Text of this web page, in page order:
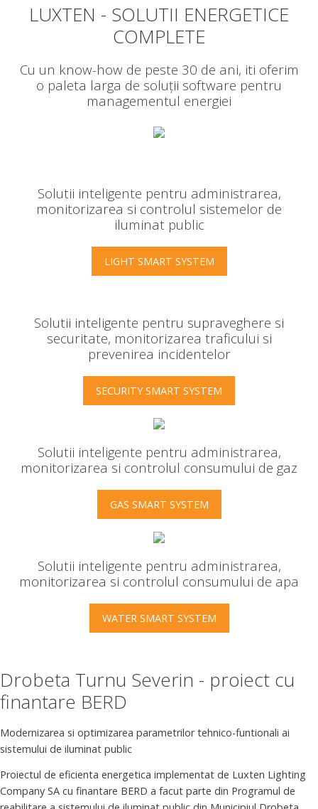
LUXTEN - SOLUTII ENERGETICE
COMPLETE
Cu un know-how de peste 30 de ani, iti oferim
o paleta larga de soluții software pentru
managementul energiei
Solutii inteligente pentru administrarea,
monitorizarea si controlul sistemelor de
iluminat public
LIGHT SMART SYSTEM
Solutii inteligente pentru supraveghere si
securitate, monitorizarea traficului si
prevenirea incidentelor
SECURITY SMART SYSTEM
Solutii inteligente pentru administrarea,
monitorizarea si controlul consumului de gaz
GAS SMART SYSTEM
Solutii inteligente pentru administrarea,
monitorizarea si controlul consumului de apa
WATER SMART SYSTEM
Drobeta Turnu Severin - proiect cu
finantare BERD
Modernizarea si optimizarea parametrilor tehnico-funtionali ai
sistemului de iluminat public
Proiectul de eficienta energetica implementat de Luxten Lighting
Company SA cu finantare BERD a facut parte din Programul de